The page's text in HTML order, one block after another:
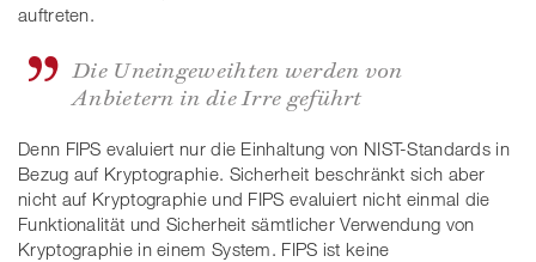
auftreten.
Die Uneingeweihten werden von
Anbietern in die Irre geführt
Denn FIPS evaluiert nur die Einhaltung von NIST-Standards in
Bezug auf Kryptographie. Sicherheit beschränkt sich aber
nicht auf Kryptographie und FIPS evaluiert nicht einmal die
Funktionalität und Sicherheit sämtlicher Verwendung von
Kryptographie in einem System. FIPS ist keine